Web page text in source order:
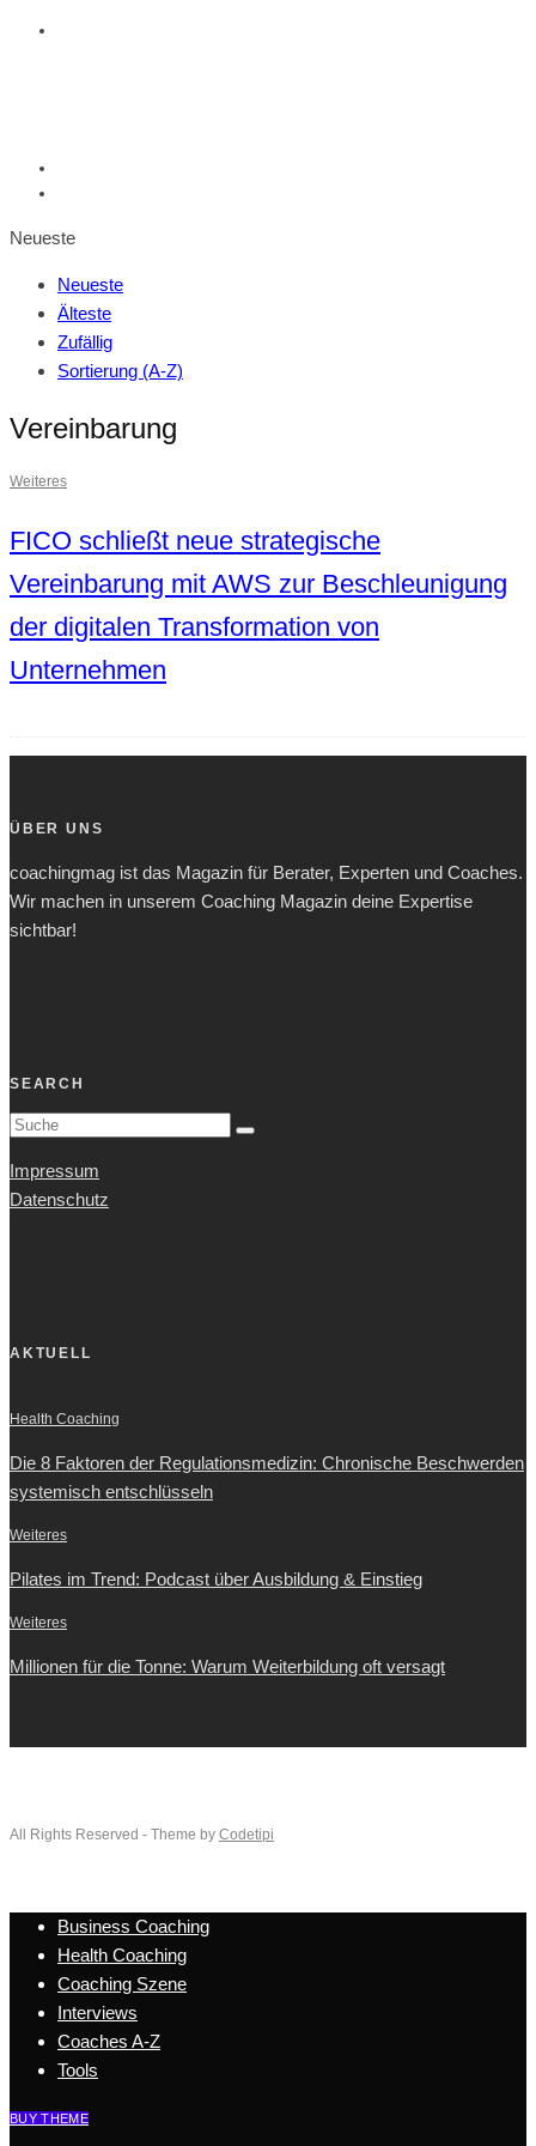
Neueste
Neueste
Älteste
Zufällig
Sortierung (A-Z)
Vereinbarung
Weiteres
FICO schließt neue strategische
Vereinbarung mit AWS zur Beschleunigung
der digitalen Transformation von
Unternehmen
ÜBER UNS
coachingmag ist das Magazin für Berater, Experten und Coaches.
Wir machen in unserem Coaching Magazin deine Expertise
sichtbar!
SEARCH
Impressum
Datenschutz
AKTUELL
Health Coaching
Die 8 Faktoren der Regulationsmedizin: Chronische Beschwerden
systemisch entschlüsseln
Weiteres
Pilates im Trend: Podcast über Ausbildung & Einstieg
Weiteres
Millionen für die Tonne: Warum Weiterbildung oft versagt
All Rights Reserved - Theme by Codetipi
Business Coaching
Health Coaching
Coaching Szene
Interviews
Coaches A-Z
Tools
BUY THEME